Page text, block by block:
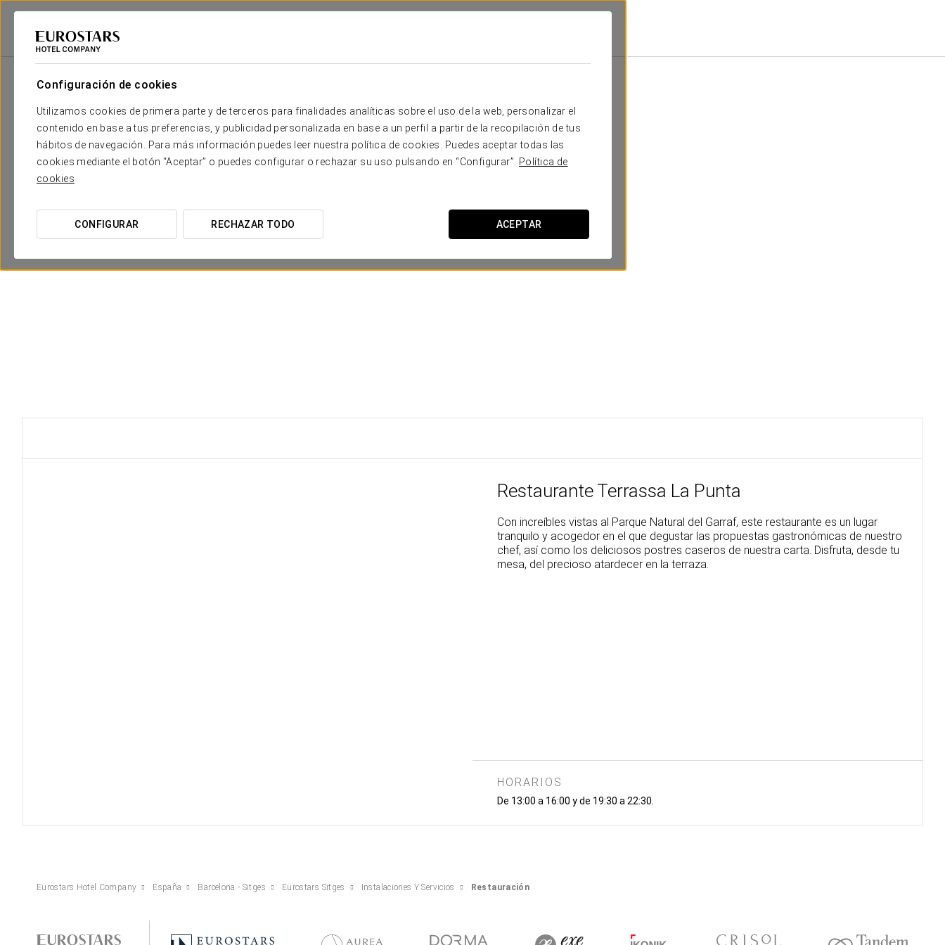
Configuración de cookies
Utilizamos cookies de primera parte y de terceros para finalidades analíticas sobre el uso de la web, personalizar el
contenido en base a tus preferencias, y publicidad personalizada en base a un perfil a partir de la recopilación de tus
hábitos de navegación. Para más información puedes leer nuestra política de cookies. Puedes aceptar todas las
cookies mediante el botón “Aceptar” o puedes configurar o rechazar su uso pulsando en “Configurar”.
Política de
cookies
CONFIGURAR RECHAZAR TODO ACEPTAR
Eurostars Hotel Company
Restaurante Terrassa La Punta
Con increíbles vistas al Parque Natural del Garraf, este restaurante es un lugar
tranquilo y acogedor en el que degustar las propuestas gastronómicas de nuestro
chef, así como los deliciosos postres caseros de nuestra carta. Disfruta, desde tu
mesa, del precioso atardecer en la terraza.
HORARIOS
De 13:00 a 16:00 y de 19:30 a 22:30.
Eurostars Hotel Company España Barcelona - Sitges Eurostars Sitges Instalaciones Y Servicios Restauración